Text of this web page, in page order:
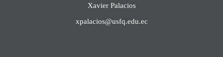
Xavier Palacios
xpalacios@usfq.edu.ec